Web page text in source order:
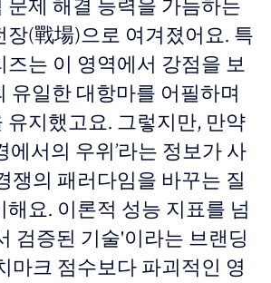
문제 해결 능력을 가늠하는
장(戰場)으로 여겨졌어요. 특
즈는 이 영역에서 강점을 보
유일한 대항마를 어필하며
유지했고요. 그렇지만, 만약
에서의 우위’라는 정보가 사
쟁의 패러다임을 바꾸는 질
요. 이론적 성능 지표를 넘
검증된 기술'이라는 브랜딩
마크 점수보다 파괴적인 영